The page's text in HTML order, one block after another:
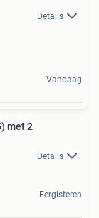
Details
Vandaag
met 2
Details
Eergisteren